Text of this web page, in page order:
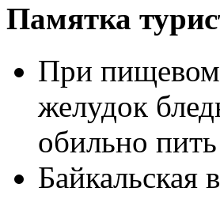
Памятка
При пищевом
желудок
обильно
Байкальская